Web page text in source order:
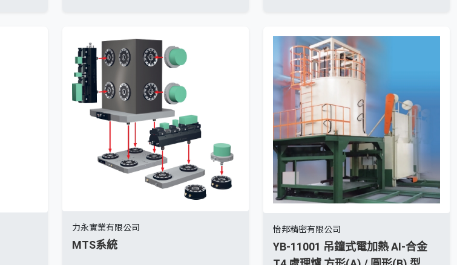
力永實業有限公司
MTS系統
怡邦精密有限公司
YB-11001 吊鐘式電加熱 AI-合金